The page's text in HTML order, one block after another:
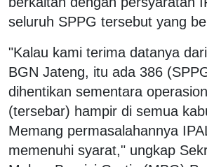
seluruh SPPG tersebut yang
"Kalau kami terima datanya
BGN Jateng, itu ada 386
dihentikan sementara
(tersebar) hampir di semua
Memang permasalahannya
memenuhi syarat," ungkap